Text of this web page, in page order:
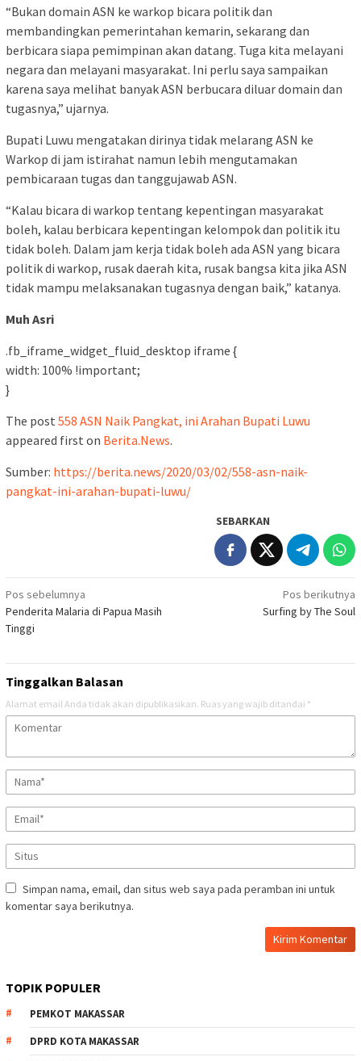
“Bukan domain ASN ke warkop bicara politik dan
membandingkan pemerintahan kemarin, sekarang dan
berbicara siapa pemimpinan akan datang. Tuga kita melayani
negara dan melayani masyarakat. Ini perlu saya sampaikan
karena saya melihat banyak ASN berbucara diluar domain dan
tugasnya,” ujarnya.
Bupati Luwu mengatakan dirinya tidak melarang ASN ke
Warkop di jam istirahat namun lebih mengutamakan
pembicaraan tugas dan tanggujawab ASN.
“Kalau bicara di warkop tentang kepentingan masyarakat
boleh, kalau berbicara kepentingan kelompok dan politik itu
tidak boleh. Dalam jam kerja tidak boleh ada ASN yang bicara
politik di warkop, rusak daerah kita, rusak bangsa kita jika ASN
tidak mampu melaksanakan tugasnya dengan baik,” katanya.
Muh Asri
.fb_iframe_widget_fluid_desktop iframe {
width: 100% !important;
}
The post 558 ASN Naik Pangkat, ini Arahan Bupati Luwu
appeared first on Berita.News.
Sumber: https://berita.news/2020/03/02/558-asn-naik-
pangkat-ini-arahan-bupati-luwu/
SEBARKAN
Navigasi
pos
Pos sebelumnya
Penderita Malaria di Papua Masih
Tinggi
Pos berikutnya
Surfing by The Soul
Tinggalkan Balasan
Alamat email Anda tidak akan dipublikasikan. Ruas yang wajib ditandai *
Simpan nama, email, dan situs web saya pada peramban ini untuk
komentar saya berikutnya.
TOPIK POPULER
PEMKOT MAKASSAR
DPRD KOTA MAKASSAR